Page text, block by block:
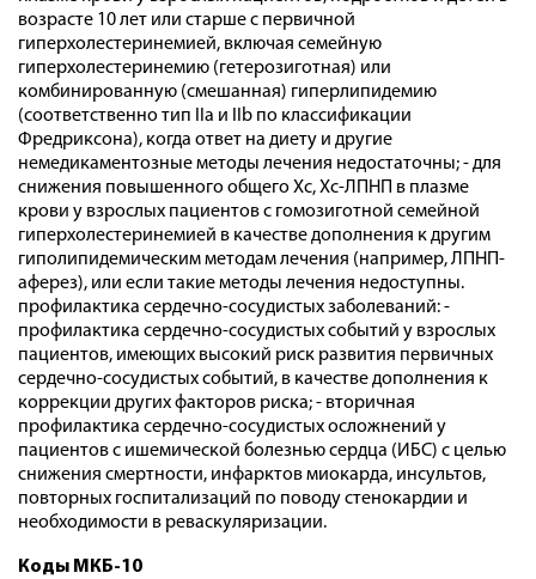
возрасте 10 лет или старше с первичной
гиперхолестеринемией, включая семейную
гиперхолестеринемию (гетерозиготная) или
комбинированную (смешанная) гиперлипидемию
(соответственно тип IIа и IIb по классификации
Фредриксона), когда ответ на диету и другие
немедикаментозные методы лечения недостаточны; - для
снижения повышенного общего Хс, Хс-ЛПНП в плазме
крови у взрослых пациентов с гомозиготной семейной
гиперхолестеринемией в качестве дополнения к другим
гиполипидемическим методам лечения (например, ЛПНП-
аферез), или если такие методы лечения недоступны.
профилактика сердечно-сосудистых заболеваний: -
профилактика сердечно-сосудистых событий у взрослых
пациентов, имеющих высокий риск развития первичных
сердечно-сосудистых событий, в качестве дополнения к
коррекции других факторов риска; - вторичная
профилактика сердечно-сосудистых осложнений у
пациентов с ишемической болезнью сердца (ИБС) с целью
снижения смертности, инфарктов миокарда, инсультов,
повторных госпитализаций по поводу стенокардии и
необходимости в реваскуляризации.
Коды МКБ-10